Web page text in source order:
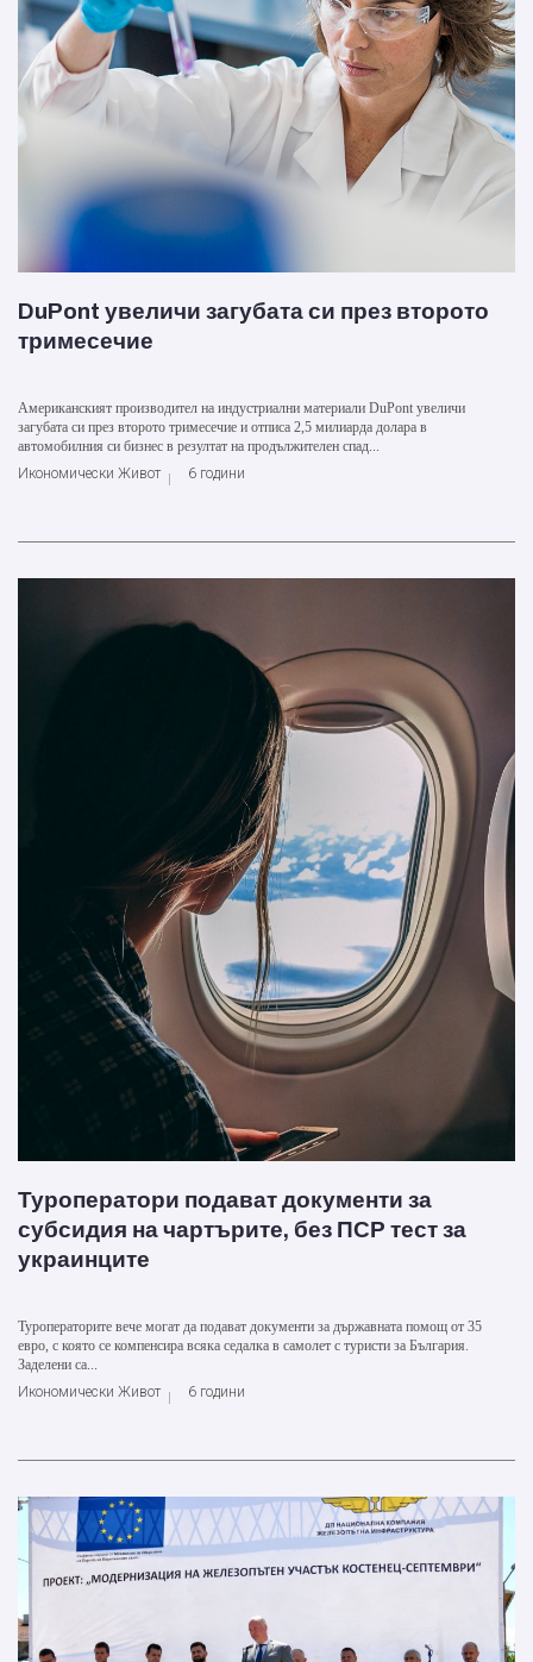
DuPont увеличи загубата си през второто
тримесечие
Американският производител на индустриални материали DuPont увеличи
загубата си през второто тримесечие и отписа 2,5 милиарда долара в
автомобилния си бизнес в резултат на продължителен спад...
Икономически Живот
6 години
Туроператори подават документи за
субсидия на чартърите, без ПСР тест за
украинците
Туроператорите вече могат да подават документи за държавната помощ от 35
евро, с която се компенсира всяка седалка в самолет с туристи за България.
Заделени са...
Икономически Живот
6 години